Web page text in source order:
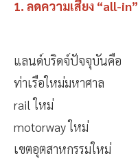
1. ลดความเสี่ยง “all-in”
แลนด์บริดจ์ปัจจุบันคือ
ท่าเรือใหม่มหาศาล
rail ใหม่
motorway ใหม่
เขตอุตสาหกรรมใหม่